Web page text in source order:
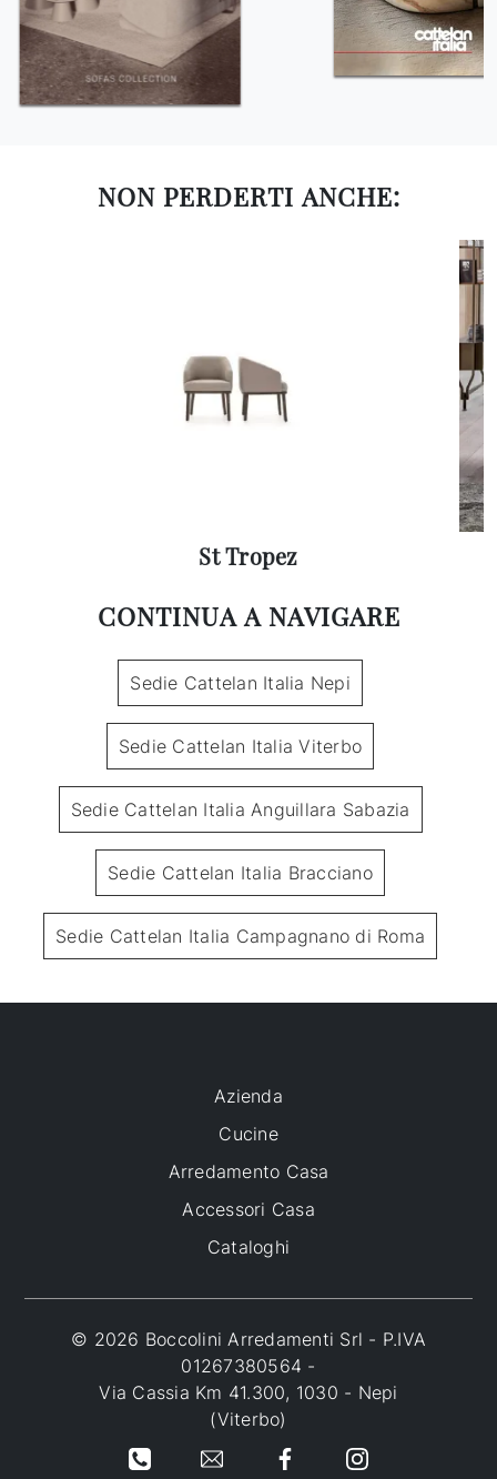
NON PERDERTI ANCHE:
St Tropez
CONTINUA A NAVIGARE
Sedie Cattelan Italia Nepi
Sedie Cattelan Italia Viterbo
Sedie Cattelan Italia Anguillara Sabazia
Sedie Cattelan Italia Bracciano
Sedie Cattelan Italia Campagnano di Roma
Azienda
Cucine
Arredamento Casa
Accessori Casa
Cataloghi
© 2026 Boccolini Arredamenti Srl - P.IVA
01267380564 -
Via Cassia Km 41.300, 1030 - Nepi
(Viterbo)